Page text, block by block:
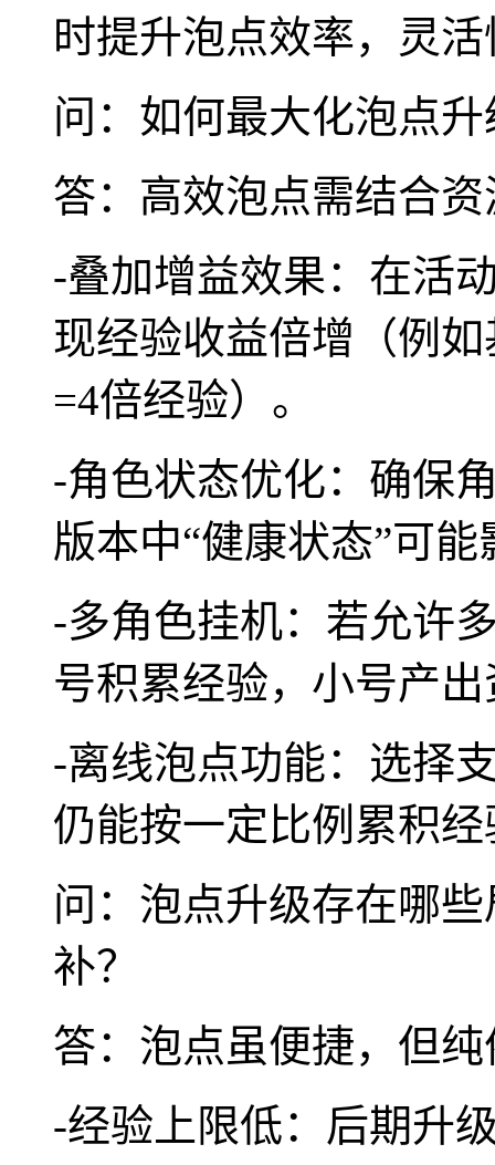
时提升泡点效率，灵
问：如何最大化泡点
答：高效泡点需结合
-叠加增益效果：在活
现经验收益倍增（例
=4倍经验）。
-角色状态优化：确保
版本中“健康状态”可
-多角色挂机：若允许
号积累经验，小号产
-离线泡点功能：选择
仍能按一定比例累积
问：泡点升级存在哪
补？
答：泡点虽便捷，但
-经验上限低：后期升